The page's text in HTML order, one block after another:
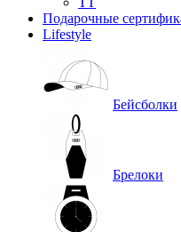
Подарочные
Lifestyle
Бейсболки
Брелоки